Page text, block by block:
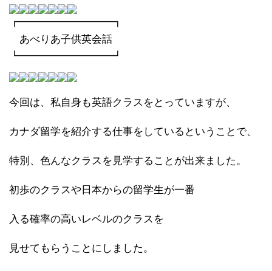
┏━━━━━━━━━┓
あべりあ子供英会話
┗━━━━━━━━━┛
今回は、私自身も英語クラスをとっていますが、
カナダ留学を紹介する仕事をしているということで、
特別、色んなクラスを見学することが出来ました。
初歩のクラスや日本からの留学生が一番
入る確率の高いレベルのクラスを
見せてもらうことにしました。